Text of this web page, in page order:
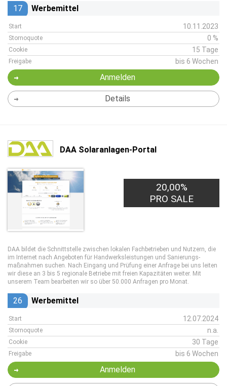
17 Werbemittel
Start 10.11.2023
Stornoquote 0 %
Cookie 15 Tage
Freigabe bis 6 Wochen
Anmelden
Details
DAA Solaranlagen-Portal
20,00%
PRO SALE
DAA bildet die Schnittstelle zwischen lokalen Fachbetrieben und Nutzern, die
im Internet nach Angeboten für Handwerks­leistungen und Sanierungs­
maßnahmen suchen. Nach Eingang und Prüfung einer Anfrage bei uns leiten
wir diese an 3 bis 5 regionale Betriebe mit freien Kapazitäten weiter. Mit
unserem Team bearbeiten wir so über 50.000 Anfragen pro Monat.
26 Werbemittel
Start 12.07.2024
Stornoquote n.a.
Cookie 30 Tage
Freigabe bis 6 Wochen
Anmelden